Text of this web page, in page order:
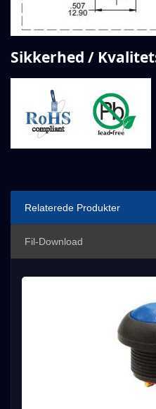
Sikkerhed /
Relaterede Produkter
Fil-Download